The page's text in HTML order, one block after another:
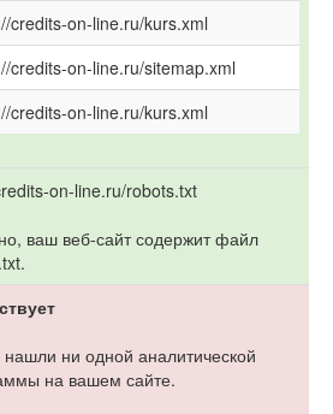
credits-on-line.ru/kurs.xml
credits-on-line.ru/sitemap.xml
credits-on-line.ru/kurs.xml
on-line.ru/robots.txt
ваш веб-сайт содержит файл
ни одной аналитической
на вашем сайте.